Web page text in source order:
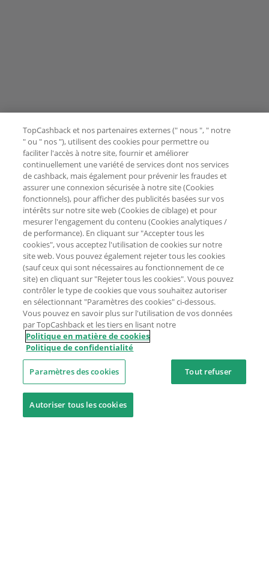
TopCashback et nos partenaires externes (" nous ", " notre
" ou " nos "), utilisent des cookies pour permettre ou
faciliter l'accès à notre site, fournir et améliorer
continuellement une variété de services dont nos services
de cashback, mais également pour prévenir les fraudes et
assurer une connexion sécurisée à notre site (Cookies
fonctionnels), pour afficher des publicités basées sur vos
intérêts sur notre site web (Cookies de ciblage) et pour
mesurer l'engagement du contenu (Cookies analytiques /
de performance). En cliquant sur "Accepter tous les
cookies", vous acceptez l'utilisation de cookies sur notre
site web. Vous pouvez également rejeter tous les cookies
(sauf ceux qui sont nécessaires au fonctionnement de ce
site) en cliquant sur "Rejeter tous les cookies". Vous pouvez
contrôler le type de cookies que vous souhaitez autoriser
en sélectionnant "Paramètres des cookies" ci-dessous.
Vous pouvez en savoir plus sur l'utilisation de vos données
par TopCashback et les tiers en lisant notre
Politique en matière de cookies
Politique de confidentialité
Paramètres des cookies Tout refuser
Autoriser tous les cookies